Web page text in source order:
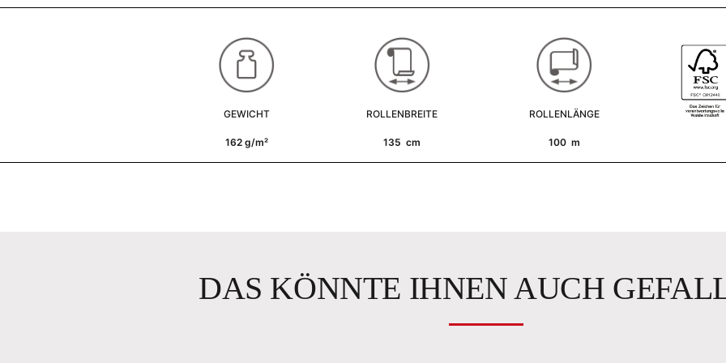
GEWICHT
162 g/m²
ROLLENBREITE
135 cm
ROLLENLÄNGE
100 m
DAS KÖNNTE IHNEN AUCH